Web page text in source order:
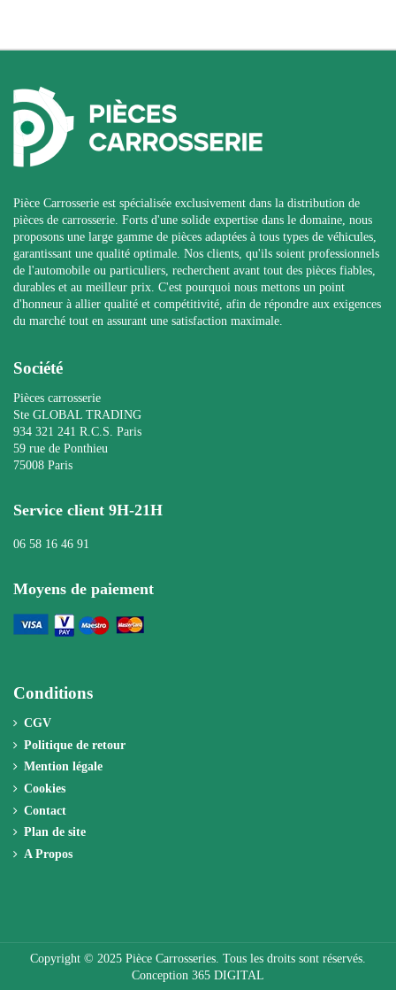
Pièce Carrosserie est spécialisée exclusivement dans la distribution de
pièces de carrosserie. Forts d'une solide expertise dans le domaine, nous
proposons une large gamme de pièces adaptées à tous types de véhicules,
garantissant une qualité optimale. Nos clients, qu'ils soient professionnels
de l'automobile ou particuliers, recherchent avant tout des pièces fiables,
durables et au meilleur prix. C'est pourquoi nous mettons un point
d'honneur à allier qualité et compétitivité, afin de répondre aux exigences
du marché tout en assurant une satisfaction maximale.
Société
Pièces carrosserie
Ste GLOBAL TRADING
934 321 241 R.C.S. Paris
59 rue de Ponthieu
75008 Paris
Service client 9H-21H
06 58 16 46 91
Moyens de paiement
Conditions
CGV
Politique de retour
Mention légale
Cookies
Contact
Plan de site
A Propos
Copyright © 2025 Pièce Carrosseries. Tous les droits sont réservés.
Conception 365 DIGITAL